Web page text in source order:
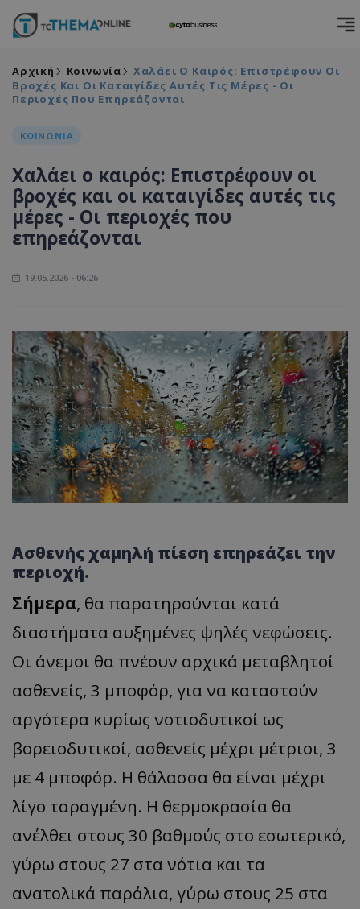
Αρχική Κοινωνία
Χαλάει Ο Καιρός: Επιστρέφουν Οι
Βροχές Και Οι Καταιγίδες Αυτές Τις Μέρες - Οι
Περιοχές Που Επηρεάζονται
ΚΟΙΝΩΝΙΑ
Χαλάει ο καιρός: Επιστρέφουν οι
βροχές και οι καταιγίδες αυτές τις
μέρες - Οι περιοχές που
επηρεάζονται
19.05.2026 - 06:26
Ασθενής χαμηλή πίεση επηρεάζει την
περιοχή.
Σήμερα, θα παρατηρούνται κατά
διαστήματα αυξημένες ψηλές νεφώσεις.
Οι άνεμοι θα πνέουν αρχικά μεταβλητοί
ασθενείς, 3 μποφόρ, για να καταστούν
αργότερα κυρίως νοτιοδυτικοί ως
βορειοδυτικοί, ασθενείς μέχρι μέτριοι, 3
με 4 μποφόρ. Η θάλασσα θα είναι μέχρι
λίγο ταραγμένη. Η θερμοκρασία θα
ανέλθει στους 30 βαθμούς στο εσωτερικό,
γύρω στους 27 στα νότια και τα
ανατολικά παράλια, γύρω στους 25 στα